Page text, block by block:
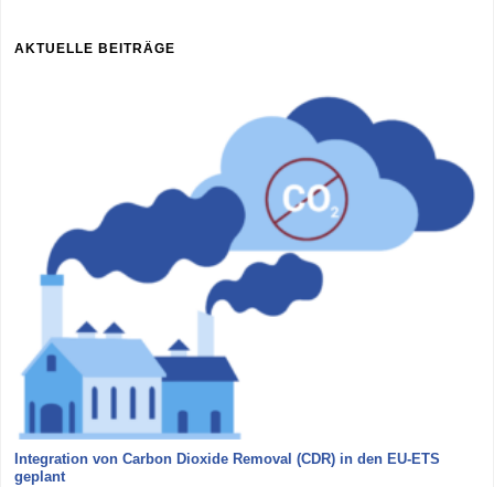
AKTUELLE BEITRÄGE
Integration von Carbon Dioxide Removal (CDR) in den EU-ETS
geplant